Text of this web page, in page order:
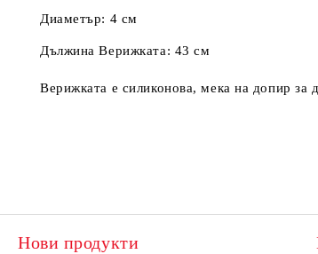
Диаметър: 4 см
Дължина Верижката: 43 см
Верижката е силиконова, мека на допир за
Нови продукти